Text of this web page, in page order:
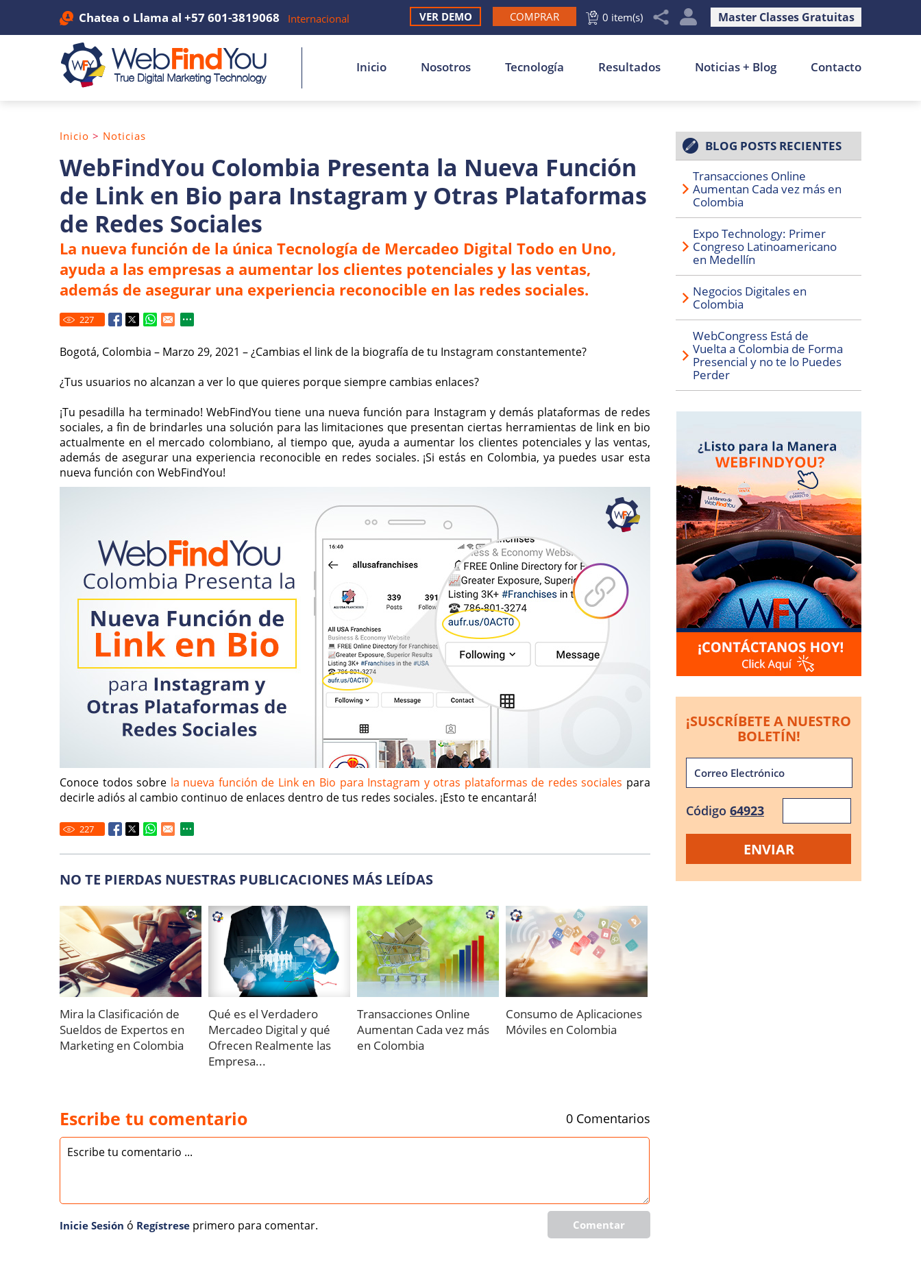
Chatea o Llama al +57 601-3819068 Internacional Master Classes Gratuitas
0 item(s)
COMPRAR
VER DEMO
Inicio Nosotros Tecnología Resultados Noticias + Blog Contacto
WebFindYou Colombia Presenta la Nueva Función
de Link en Bio para Instagram y Otras Plataformas
de Redes Sociales
La nueva función de la única Tecnología de Mercadeo Digital Todo en Uno,
ayuda a las empresas a aumentar los clientes potenciales y las ventas,
además de asegurar una experiencia reconocible en las redes sociales.
Inicio > Noticias
227
Bogotá, Colombia – Marzo 29, 2021 – ¿Cambias el link de la biografía de tu Instagram constantemente?
¿Tus usuarios no alcanzan a ver lo que quieres porque siempre cambias enlaces?
¡Tu pesadilla ha terminado! WebFindYou tiene una nueva función para Instagram y demás plataformas de redes
sociales, a fin de brindarles una solución para las limitaciones que presentan ciertas herramientas de link en bio
actualmente en el mercado colombiano, al tiempo que, ayuda a aumentar los clientes potenciales y las ventas,
además de asegurar una experiencia reconocible en redes sociales. ¡Si estás en Colombia, ya puedes usar esta
nueva función con WebFindYou!
Conoce todos sobre la nueva función de Link en Bio para Instagram y otras plataformas de redes sociales para
decirle adiós al cambio continuo de enlaces dentro de tus redes sociales. ¡Esto te encantará!
227
NO TE PIERDAS NUESTRAS PUBLICACIONES MÁS LEÍDAS
Mira la Clasificación de
Sueldos de Expertos en
Marketing en Colombia
Qué es el Verdadero
Mercadeo Digital y qué
Ofrecen Realmente las
Empresa...
Transacciones Online
Aumentan Cada vez más
en Colombia
Consumo de Aplicaciones
Móviles en Colombia
Escribe tu comentario 0 Comentarios
Comentar
Inicie Sesión ó Regí­strese primero para comentar.
BLOG POSTS RECIENTES
Transacciones Online
Aumentan Cada vez más en
Colombia
Expo Technology: Primer
Congreso Latinoamericano
en Medellín
Negocios Digitales en
Colombia
WebCongress Está de
Vuelta a Colombia de Forma
Presencial y no te lo Puedes
Perder
¡SUSCRÍBETE A NUESTRO
BOLETÍN!
Código 64923